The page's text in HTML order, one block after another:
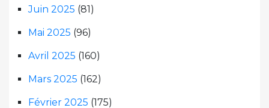
Juin 2025 (81)
Mai 2025 (96)
Avril 2025 (160)
Mars 2025 (162)
Février 2025 (175)